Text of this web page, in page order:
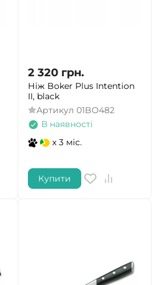
2 320 грн.
Ніж Boker Plus Intention
II, black
Артикул 01BO482
В наявності
x 3 міс.
Купити